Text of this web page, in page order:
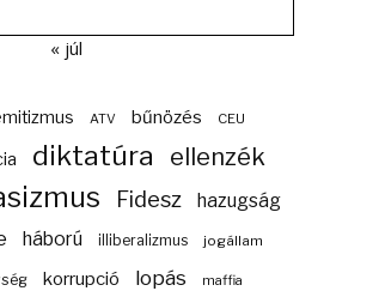
« júl
ATV bűnözés CEU
diktatúra ellenzék
Fidesz hazugság
háború illiberalizmus jogállam
korrupció lopás maffia